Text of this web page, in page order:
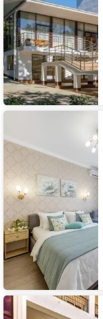
Апартаменты
Breeze
Отель
Азария